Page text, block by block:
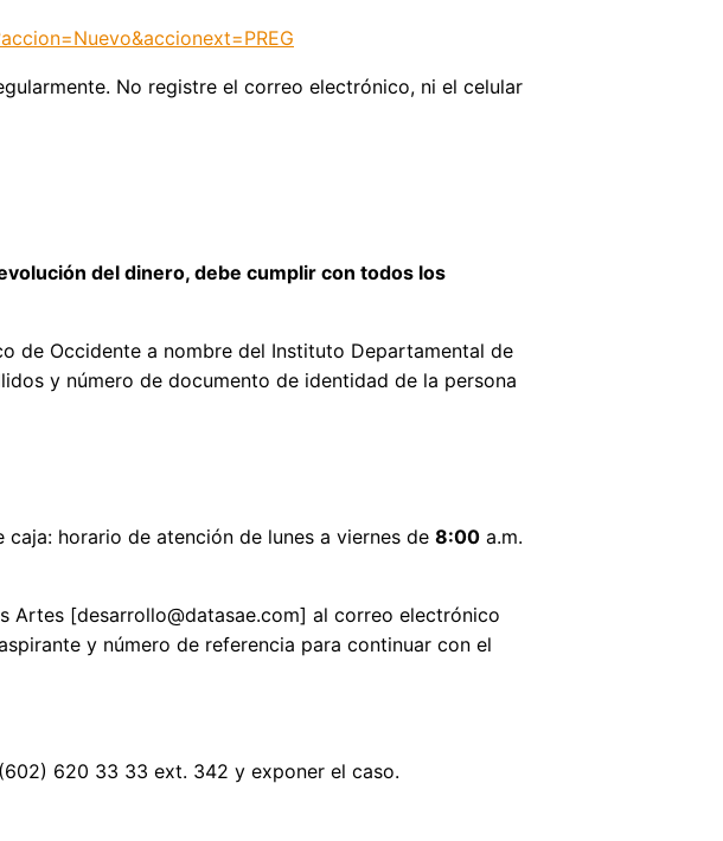
No registre el correo electrónico, ni el celular
del dinero, debe cumplir con todos los
de Occidente a nombre del Instituto Departamental de
y número de documento de identidad de la persona
horario de atención de lunes a viernes de 8:00 a.m.
Artes [desarrollo@datasae.com] al correo electrónico
y número de referencia para continuar con el
620 33 33 ext. 342 y exponer el caso.